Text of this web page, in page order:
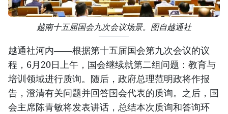
越南十五届国会九次会议场景。图自越通社
越通社河内——根据第十五届国会第九次会议的议
程，6月20日上午，国会继续就第二组问题：教育与
培训领域进行质询。随后，政府总理范明政将作报
告，澄清有关问题并回答国会代表的质询。之后，国
会主席陈青敏将发表讲话，总结本次质询和答询环